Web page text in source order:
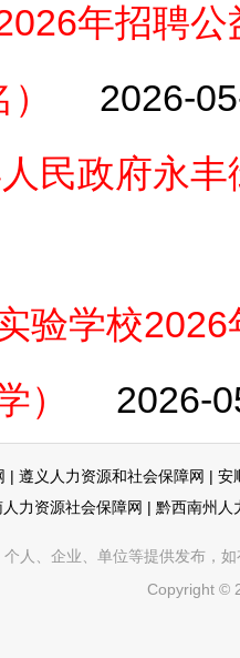
年招聘
2026-
民政府永
验学校
）
2026-
| 遵义人力资源和社会保障网 | 安
力资源社会保障网 | 黔西南州人
人、企业、单位等提供发布，
Copyright ©